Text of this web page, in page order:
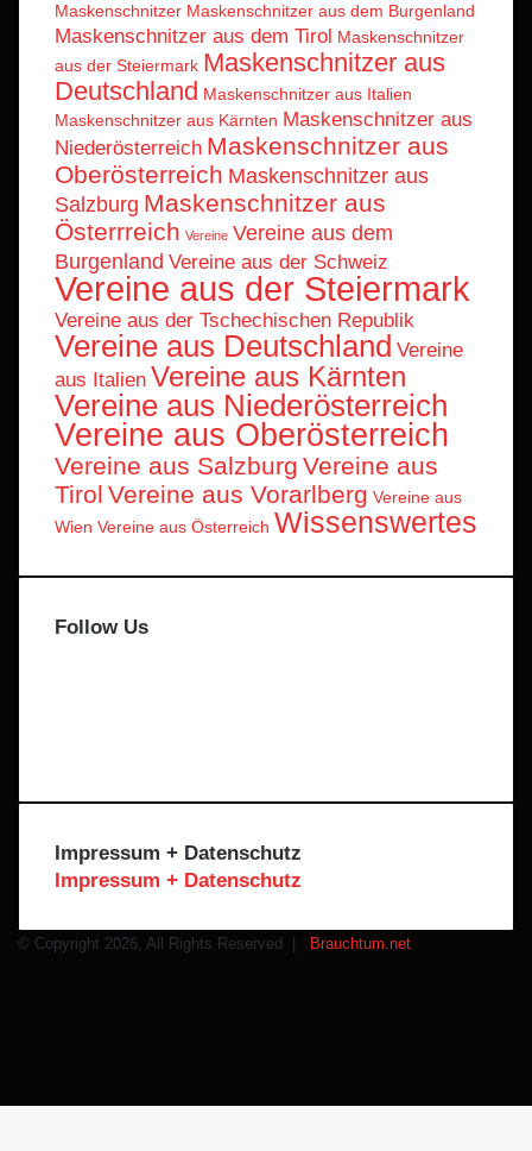
Maskenschnitzer Maskenschnitzer aus dem Burgenland
Maskenschnitzer aus dem Tirol Maskenschnitzer
aus der Steiermark Maskenschnitzer aus
Deutschland Maskenschnitzer aus Italien
Maskenschnitzer aus Kärnten Maskenschnitzer aus
Niederösterreich Maskenschnitzer aus
Oberösterreich Maskenschnitzer aus
Salzburg Maskenschnitzer aus
Österrreich Vereine Vereine aus dem
Burgenland Vereine aus der Schweiz
Vereine aus der Steiermark
Vereine aus der Tschechischen Republik
Vereine aus Deutschland Vereine
aus Italien Vereine aus Kärnten
Vereine aus Niederösterreich
Vereine aus Oberösterreich
Vereine aus Salzburg Vereine aus
Tirol Vereine aus Vorarlberg Vereine aus
Wien Vereine aus Österreich Wissenswertes
Follow Us
Impressum + Datenschutz
Impressum + Datenschutz
© Copyright 2026, All Rights Reserved |
Brauchtum.net